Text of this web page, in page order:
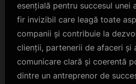
esențială pentru succesul unei
fir invizibil care leagă toate
companii și contribuie la
clienții, partenerii de afaceri și
comunicare clară și coerentă
dintre un antreprenor de